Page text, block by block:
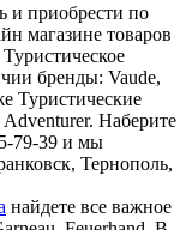
и приобрести по
магазине товаров
бренды: Vaude,
Туристические
Наберите
79-39 и мы
Тернополь,
найдете все важное